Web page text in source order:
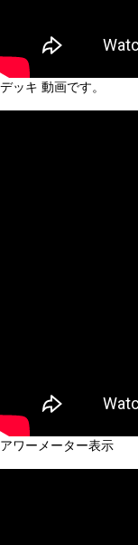
デッキ 動画です。
アワーメーター表示